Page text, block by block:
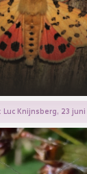
Luc Knijnsberg, 23 juni